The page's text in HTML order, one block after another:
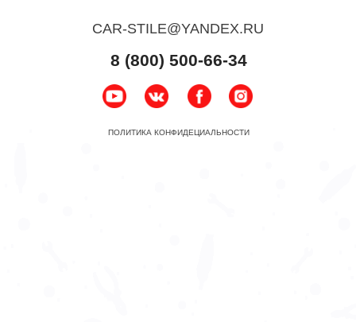
ПОЛИТИКА КОНФИДЕЦИАЛЬНОСТИ
8 (800) 500-66-34
CAR-STILE@YANDEX.RU